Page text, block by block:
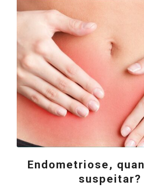
Endometriose,
suspeitar?